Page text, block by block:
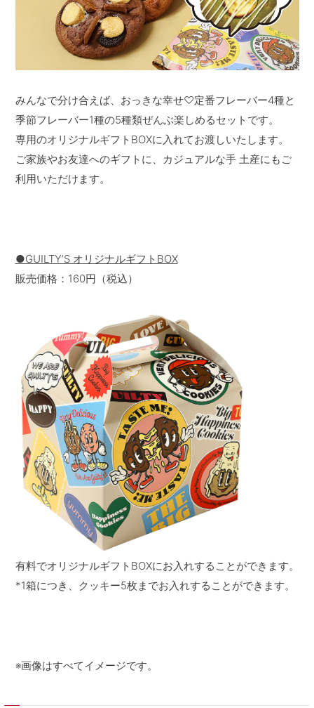
みんなで分け合えば、おっきな幸せ♡定番フレーバー4種と
季節フレーバー1種の5種類ぜんぶ楽しめるセットです。
専用のオリジナルギフトBOXに入れてお渡しいたします。
ご家族やお友達へのギフトに、カジュアルな手 土産にもご
利用いただけます。
●GUILTYʼS オリジナルギフトBOX
販売価格：160円（税込）
有料でオリジナルギフトBOXにお入れすることができます。
*1箱につき、クッキー5枚までお入れすることができます。
※画像はすべてイメージです。